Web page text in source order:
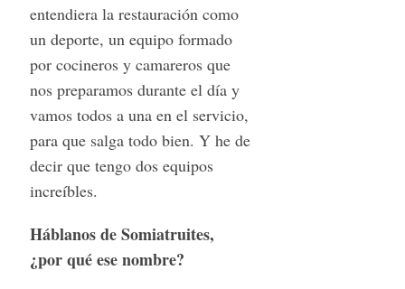
entendiera la restauración como
un deporte, un equipo formado
por cocineros y camareros que
nos preparamos durante el día y
vamos todos a una en el servicio,
para que salga todo bien. Y he de
decir que tengo dos equipos
increíbles.
Háblanos de Somiatruites,
¿por qué ese nombre?